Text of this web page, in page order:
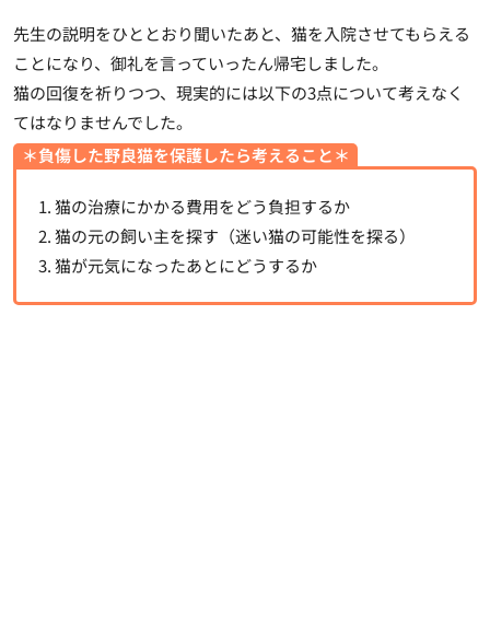
先生の説明をひととおり聞いたあと、猫を入院させてもらえる
ことになり、御礼を言っていったん帰宅しました。
猫の回復を祈りつつ、現実的には以下の3点について考えなく
てはなりませんでした。
＊負傷した野良猫を保護したら考えること＊
1. 猫の治療にかかる費用をどう負担するか
2. 猫の元の飼い主を探す（迷い猫の可能性を探る）
3. 猫が元気になったあとにどうするか